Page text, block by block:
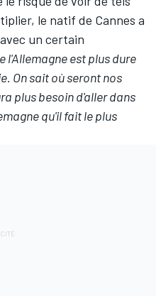
le natif de Cannes a
un certain
l'Allemagne est plus dure
On sait où seront nos
plus besoin d'aller dans
qu'il fait le plus